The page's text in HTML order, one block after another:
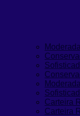
Carteira
Carteira